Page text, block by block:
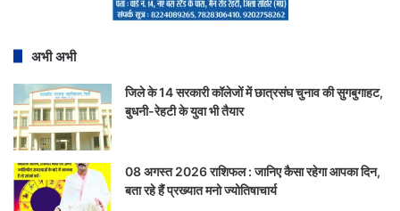
अभी अभी
जिले के 14 सरकारी कॉलेजों में छात्रसंघ चुनाव की सुगबुगाहट,
बुधनी-रेहटी के युवा भी तैयार
08 अगस्त 2026 राशिफल : जानिए कैसा रहेगा आपका दिन,
बता रहे हैं प्रख्यात मनो ज्योतिषाचार्य